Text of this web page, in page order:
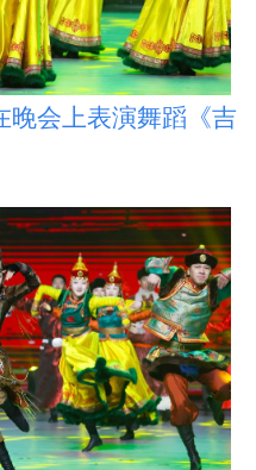
Français عربى
会上表演舞蹈《吉